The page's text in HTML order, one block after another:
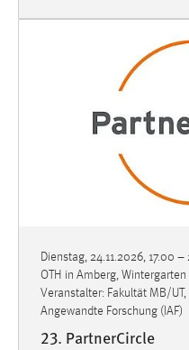
Dienstag, 24.11.2026, 17.00 –
OTH in Amberg, Wintergarten
Veranstalter: Fakultät MB/
Angewandte Forschung (IAF)
23. PartnerCircle